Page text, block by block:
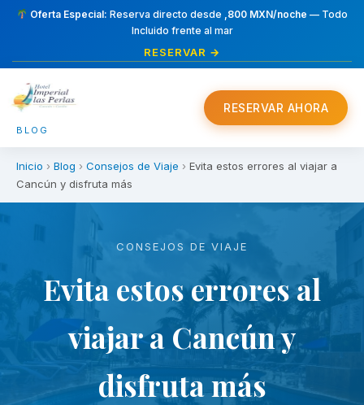
Oferta Especial: Reserva directo desde ,800 MXN/noche — Todo
Incluido frente al mar
RESERVAR →
BLOG
RESERVAR AHORA
Inicio › Blog › Consejos de Viaje › Evita estos errores al viajar a
Cancún y disfruta más
CONSEJOS DE VIAJE
Evita estos errores al
viajar a Cancún y
disfruta más